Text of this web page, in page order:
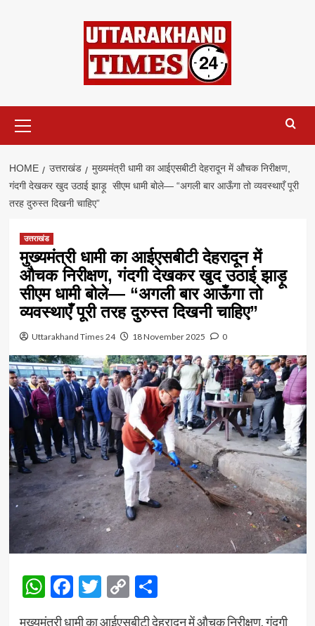
Menu
HOME उत्तराखंड
मुख्यमंत्री धामी का आईएसबीटी देहरादून में औचक निरीक्षण,
गंदगी देखकर खुद उठाई झाड़ू सीएम धामी बोले— “अगली बार आऊँगा तो व्यवस्थाएँ पूरी
तरह दुरुस्त दिखनी चाहिए”
उत्तराखंड
मुख्यमंत्री धामी का आईएसबीटी देहरादून में
औचक निरीक्षण, गंदगी देखकर खुद उठाई झाड़ू
सीएम धामी बोले— “अगली बार आऊँगा तो
व्यवस्थाएँ पूरी तरह दुरुस्त दिखनी चाहिए”
Uttarakhand Times 24 18 November 2025 0
WhatsApp
Facebook
Twitter
Copy
Link
Share
मुख्यमंत्री धामी का आईएसबीटी देहरादून में औचक निरीक्षण, गंदगी